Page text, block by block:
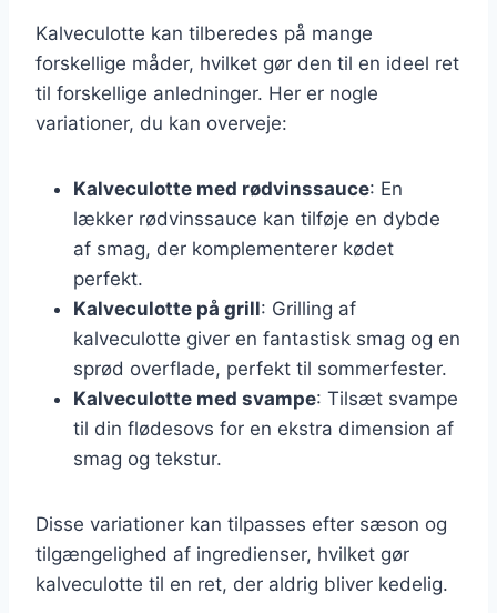
Kalveculotte kan tilberedes på mange
forskellige måder, hvilket gør den til en ideel ret
til forskellige anledninger. Her er nogle
variationer, du kan overveje:
Kalveculotte med rødvinssauce: En
lækker rødvinssauce kan tilføje en dybde
af smag, der komplementerer kødet
perfekt.
Kalveculotte på grill: Grilling af
kalveculotte giver en fantastisk smag og en
sprød overflade, perfekt til sommerfester.
Kalveculotte med svampe: Tilsæt svampe
til din flødesovs for en ekstra dimension af
smag og tekstur.
Disse variationer kan tilpasses efter sæson og
tilgængelighed af ingredienser, hvilket gør
kalveculotte til en ret, der aldrig bliver kedelig.